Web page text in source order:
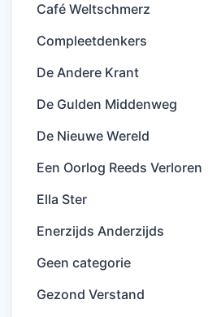
Café Weltschmerz
Compleetdenkers
De Andere Krant
De Gulden Middenweg
De Nieuwe Wereld
Een Oorlog Reeds Verloren
Ella Ster
Enerzijds Anderzijds
Geen categorie
Gezond Verstand